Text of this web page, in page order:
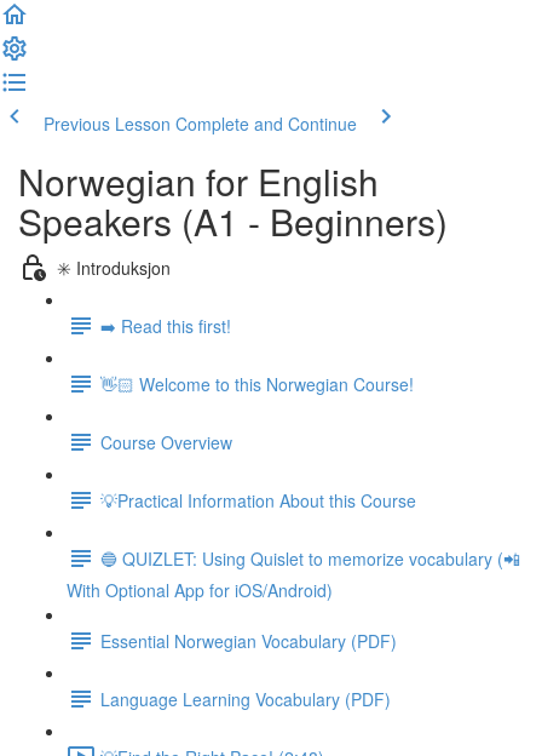
Previous Lesson Complete and Continue
Norwegian for English
Speakers (A1 - Beginners)
✳️ Introduksjon
➡️ Read this first!
👋🏻 Welcome to this Norwegian Course!
Course Overview
💡Practical Information About this Course
🔵 QUIZLET: Using Quislet to memorize vocabulary (📲
With Optional App for iOS/Android)
Essential Norwegian Vocabulary (PDF)
Language Learning Vocabulary (PDF)